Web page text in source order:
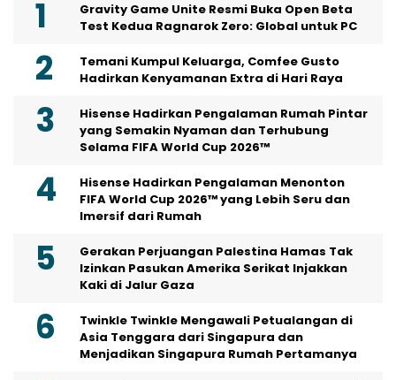
Gravity Game Unite Resmi Buka Open Beta
Test Kedua Ragnarok Zero: Global untuk PC
Temani Kumpul Keluarga, Comfee Gusto
Hadirkan Kenyamanan Extra di Hari Raya
Hisense Hadirkan Pengalaman Rumah Pintar
yang Semakin Nyaman dan Terhubung
Selama FIFA World Cup 2026™
Hisense Hadirkan Pengalaman Menonton
FIFA World Cup 2026™ yang Lebih Seru dan
Imersif dari Rumah
Gerakan Perjuangan Palestina Hamas Tak
Izinkan Pasukan Amerika Serikat Injakkan
Kaki di Jalur Gaza
Twinkle Twinkle Mengawali Petualangan di
Asia Tenggara dari Singapura dan
Menjadikan Singapura Rumah Pertamanya